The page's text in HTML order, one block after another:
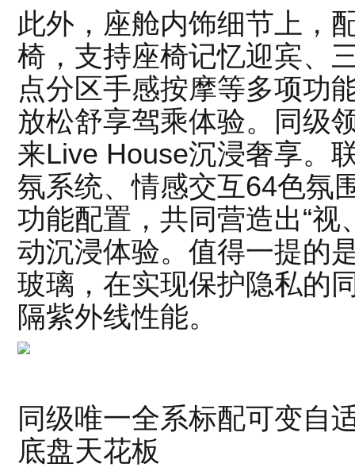
此外，座舱内饰细节上，
椅，支持座椅记忆迎宾、
点分区手感按摩等多项功
放松舒享驾乘体验。同级
来Live House沉浸奢享。
氛系统、情感交互64色氛
功能配置，共同营造出“视
动沉浸体验。值得一提的
玻璃，在实现保护隐私的
隔紫外线性能。
同级唯一全系标配可变自
底盘天花板